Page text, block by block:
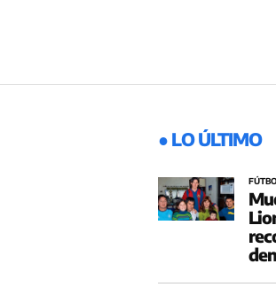
● LO ÚLTIMO